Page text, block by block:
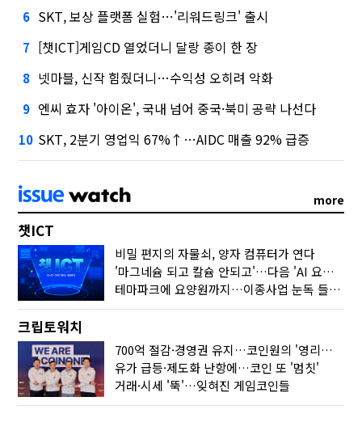
6 SKT, 보상 플랫폼 실험…'리워드링크' 출시
7 [챗ICT]게임CD 열었더니 달랑 종이 한 장
8 넷마블, 신작 힘줬더니…수익성 오히려 악화
9 엔씨 효자 '아이온', 국내 넘어 중국·북미 공략 나선다
10 SKT, 2분기 영업익 67%↑…AIDC 매출 92% 급증
more
챗ICT
비밀 편지의 자물쇠, 양자 컴퓨터가 연다
'마그네슘 되고 칼슘 안되고'…다음 'AI 요약' 갈 길은
테마파크에 요양원까지…이종사업 눈독 들이는 게임사
크립토워치
700억 절감·경영권 유지…코인원의 '영리한 딜'
유가 급등·제도화 난항에…코인 또 '멈칫'
거래·시세 '뚝'…잊혀진 게임코인들